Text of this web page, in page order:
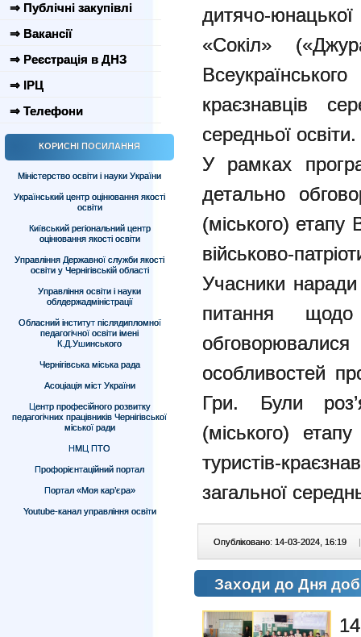
⇒ Публічні закупівлі
⇒ Вакансії
⇒ Реєстрація в ДНЗ
⇒ ІРЦ
⇒ Телефони
КОРИСНІ ПОСИЛАННЯ
Міністерство освіти і науки України
Український центр оцінювання якості
освіти
Київський регіональний центр
оцінювання якості освіти
Управління Державної служби якості
освіти у Чернігівській області
Управління освіти і науки
облдержадміністрації
Обласний інститут післядипломної
педагогічної освіти імені
К.Д.Ушинського
Чернігівська міська рада
Асоціація міст України
Центр професійного розвитку
педагогічних працівників Чернігівської
міської ради
НМЦ ПТО
Профорієнтаційний портал
Портал «Моя кар’єра»
Youtube-канал управління освіти
дитячо-
«Сокіл»
краєзнавців
середньої освіти.
У рамках
детально
(міського) етапу
військово-
Учасники наради
питання щодо
особливостей
Гри. Були
(міського)
туристів-
загальної
Опубліковано: 14-03-2024, 16:19 |
Заходи до Дня